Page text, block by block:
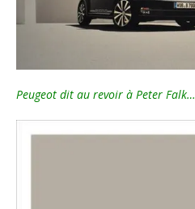
Peugeot dit au revoir à Peter Falk…